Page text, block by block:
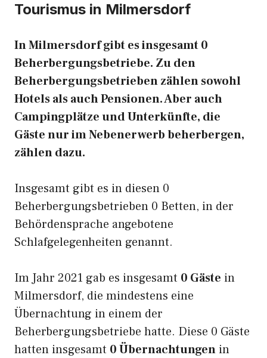
Tourismus in Milmersdorf
In Milmersdorf gibt es insgesamt 0
Beherbergungsbetriebe. Zu den
Beherbergungsbetrieben zählen sowohl
Hotels als auch Pensionen. Aber auch
Campingplätze und Unterkünfte, die
Gäste nur im Nebenerwerb beherbergen,
zählen dazu.
Insgesamt gibt es in diesen 0
Beherbergungsbetrieben 0 Betten, in der
Behördensprache angebotene
Schlafgelegenheiten genannt.
Im Jahr 2021 gab es insgesamt 0 Gäste in
Milmersdorf, die mindestens eine
Übernachtung in einem der
Beherbergungsbetriebe hatte. Diese 0 Gäste
hatten insgesamt 0 Übernachtungen in